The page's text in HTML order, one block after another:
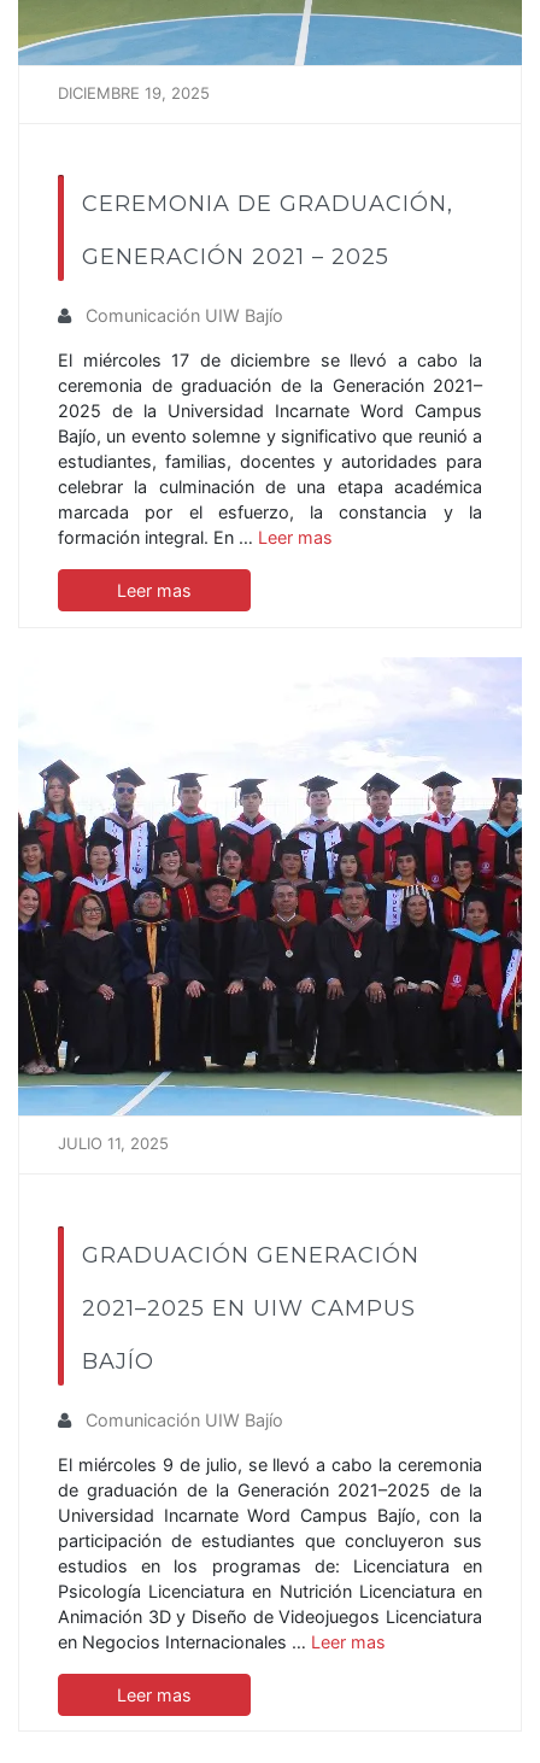
DICIEMBRE 19, 2025
CEREMONIA DE GRADUACIÓN,
GENERACIÓN 2021 – 2025
Comunicación UIW Bajío
El miércoles 17 de diciembre se llevó a cabo la
ceremonia de graduación de la Generación 2021–
2025 de la Universidad Incarnate Word Campus
Bajío, un evento solemne y significativo que reunió a
estudiantes, familias, docentes y autoridades para
celebrar la culminación de una etapa académica
marcada por el esfuerzo, la constancia y la
formación integral. En … Leer mas
Leer mas
JULIO 11, 2025
GRADUACIÓN GENERACIÓN
2021–2025 EN UIW CAMPUS
BAJÍO
Comunicación UIW Bajío
El miércoles 9 de julio, se llevó a cabo la ceremonia
de graduación de la Generación 2021–2025 de la
Universidad Incarnate Word Campus Bajío, con la
participación de estudiantes que concluyeron sus
estudios en los programas de: Licenciatura en
Psicología Licenciatura en Nutrición Licenciatura en
Animación 3D y Diseño de Videojuegos Licenciatura
en Negocios Internacionales … Leer mas
Leer mas